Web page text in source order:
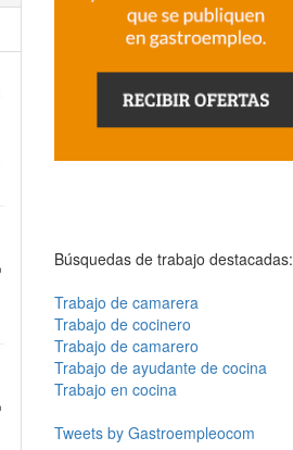
Búsquedas de trabajo destacadas:
Trabajo de camarera
Trabajo de cocinero
Trabajo de camarero
Trabajo de ayudante de cocina
Trabajo en cocina
Tweets by Gastroempleocom